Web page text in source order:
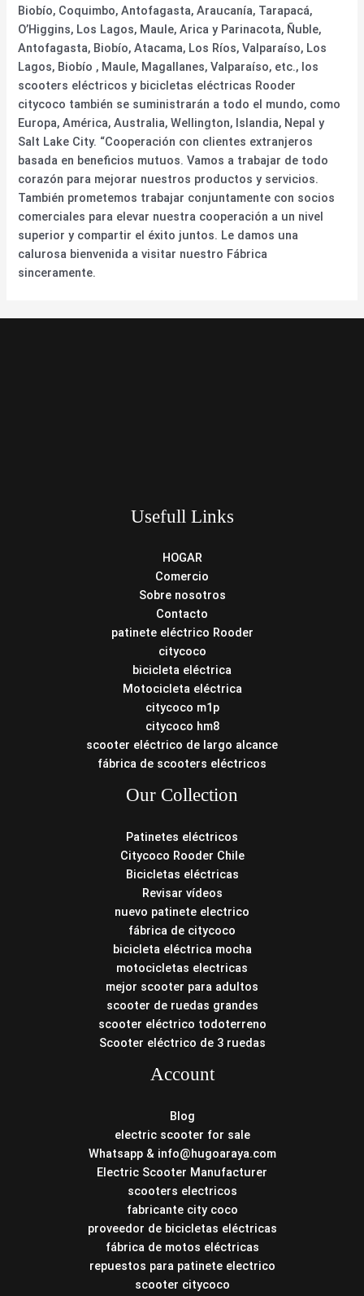
Biobío, Coquimbo, Antofagasta, Araucanía, Tarapacá,
O’Higgins, Los Lagos, Maule, Arica y Parinacota, Ñuble,
Antofagasta, Biobío, Atacama, Los Ríos, Valparaíso, Los
Lagos, Biobío , Maule, Magallanes, Valparaíso, etc., los
scooters eléctricos y bicicletas eléctricas Rooder
citycoco también se suministrarán a todo el mundo, como
Europa, América, Australia, Wellington, Islandia, Nepal y
Salt Lake City. “Cooperación con clientes extranjeros
basada en beneficios mutuos. Vamos a trabajar de todo
corazón para mejorar nuestros productos y servicios.
También prometemos trabajar conjuntamente con socios
comerciales para elevar nuestra cooperación a un nivel
superior y compartir el éxito juntos. Le damos una
calurosa bienvenida a visitar nuestro Fábrica
sinceramente.
Usefull Links
HOGAR
Comercio
Sobre nosotros
Contacto
patinete eléctrico Rooder
citycoco
bicicleta eléctrica
Motocicleta eléctrica
citycoco m1p
citycoco hm8
scooter eléctrico de largo alcance
fábrica de scooters eléctricos
Our Collection
Patinetes eléctricos
Citycoco Rooder Chile
Bicicletas eléctricas
Revisar vídeos
nuevo patinete electrico
fábrica de citycoco
bicicleta eléctrica mocha
motocicletas electricas
mejor scooter para adultos
scooter de ruedas grandes
scooter eléctrico todoterreno
Scooter eléctrico de 3 ruedas
Account
Blog
electric scooter for sale
Whatsapp & info@hugoaraya.com
Electric Scooter Manufacturer
scooters electricos
fabricante city coco
proveedor de bicicletas eléctricas
fábrica de motos eléctricas
repuestos para patinete electrico
scooter citycoco